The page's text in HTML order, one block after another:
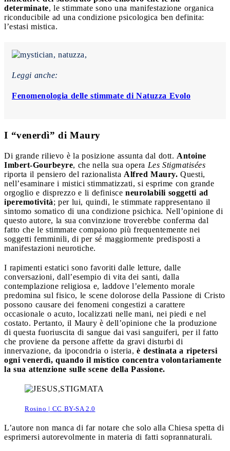
determinate, le stimmate sono una manifestazione organica
riconducibile ad una condizione psicologica ben definita:
l’estasi mistica.
Leggi anche:
Fenomenologia delle stimmate di Natuzza Evolo
I “venerdì” di Maury
Di grande rilievo è la posizione assunta dal dott. Antoine
Imbert-Gourbeyre, che nella sua opera Les Stigmatisées
riporta il pensiero del razionalista Alfred Maury. Questi,
nell’esaminare i mistici stimmatizzati, si esprime con grande
orgoglio e disprezzo e li definisce neurolabili soggetti ad
iperemotività; per lui, quindi, le stimmate rappresentano il
sintomo somatico di una condizione psichica. Nell’opinione di
questo autore, la sua convinzione troverebbe conferma dal
fatto che le stimmate compaiono più frequentemente nei
soggetti femminili, di per sé maggiormente predisposti a
manifestazioni neurotiche.
I rapimenti estatici sono favoriti dalle letture, dalle
conversazioni, dall’esempio di vita dei santi, dalla
contemplazione religiosa e, laddove l’elemento morale
predomina sul fisico, le scene dolorose della Passione di Cristo
possono causare dei fenomeni congestizi a carattere
occasionale o acuto, localizzati nelle mani, nei piedi e nel
costato. Pertanto, il Maury è dell’opinione che la produzione
di questa fuoriuscita di sangue dai vasi sanguiferi, per il fatto
che proviene da persone affette da gravi disturbi di
innervazione, da ipocondria o isteria, è destinata a ripetersi
ogni venerdì, quando il mistico concentra volontariamente
la sua attenzione sulle scene della Passione.
Rosino | CC BY-SA 2.0
L’autore non manca di far notare che solo alla Chiesa spetta di
esprimersi autorevolmente in materia di fatti soprannaturali.